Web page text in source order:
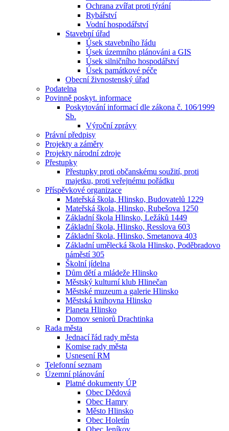
Ochrana zvířat proti týrání
Rybářství
Vodní hospodářství
Stavební úřad
Úsek stavebního řádu
Úsek územního plánováni a GIS
Úsek silničního hospodářství
Úsek památkové péče
Obecní živnostenský úřad
Podatelna
Povinně poskyt. informace
Poskytování informací dle zákona č. 106⁄1999
Sb.
Výroční zprávy
Právní předpisy
Projekty a záměry
Projekty národní zdroje
Přestupky
Přestupky proti občanskému soužití, proti
majetku, proti veřejnému pořádku
Příspěvkové organizace
Mateřská škola, Hlinsko, Budovatelů 1229
Mateřská škola, Hlinsko, Rubešova 1250
Základní škola Hlinsko, Ležáků 1449
Základní škola, Hlinsko, Resslova 603
Základní škola, Hlinsko, Smetanova 403
Základní umělecká škola Hlinsko, Poděbradovo
náměstí 305
Školní jídelna
Dům dětí a mládeže Hlinsko
Městský kulturní klub Hlinečan
Městské muzeum a galerie Hlinsko
Městská knihovna Hlinsko
Planeta Hlinsko
Domov seniorů Drachtinka
Rada města
Jednací řád rady města
Komise rady města
Usnesení RM
Telefonní seznam
Územní plánování
Platné dokumenty ÚP
Obec Dědová
Obec Hamry
Město Hlinsko
Obec Holetín
Obec Jeníkov